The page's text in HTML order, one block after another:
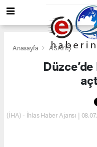
Anasayfa ASAYİŞ
(İHA) - İhlas Haber Ajansı |